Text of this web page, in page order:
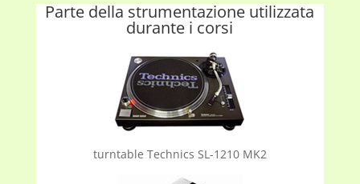
Parte della strumentazione utilizzata
durante i corsi
turntable Technics SL-1210 MK2